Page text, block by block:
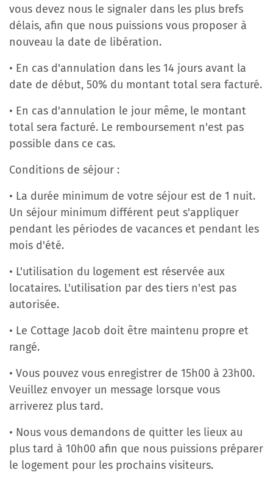
vous devez nous le signaler dans les plus brefs
délais, afin que nous puissions vous proposer à
nouveau la date de libération.
• En cas d'annulation dans les 14 jours avant la
date de début, 50% du montant total sera facturé.
• En cas d'annulation le jour même, le montant
total sera facturé. Le remboursement n'est pas
possible dans ce cas.
Conditions de séjour :
• La durée minimum de votre séjour est de 1 nuit.
Un séjour minimum différent peut s'appliquer
pendant les périodes de vacances et pendant les
mois d'été.
• L'utilisation du logement est réservée aux
locataires. L'utilisation par des tiers n'est pas
autorisée.
• Le Cottage Jacob doit être maintenu propre et
rangé.
• Vous pouvez vous enregistrer de 15h00 à 23h00.
Veuillez envoyer un message lorsque vous
arriverez plus tard.
• Nous vous demandons de quitter les lieux au
plus tard à 10h00 afin que nous puissions préparer
le logement pour les prochains visiteurs.